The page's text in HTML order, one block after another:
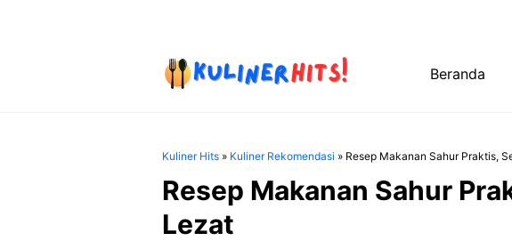
Beranda
Kuliner Hits » Kuliner Rekomendasi » Resep Makanan Sahur Praktis,
Resep Makanan Sahur
Lezat